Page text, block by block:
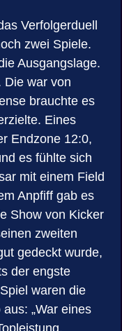
Verfolgerduell
zwei Spiele.
Ausgangslage.
Die war von
brauchte es
Eines
Endzone 12:0,
es fühlte sich
mit einem Field
Anpfiff gab es
Show von Kicker
zweiten
gedeckt wurde,
der engste
waren die
„War eines